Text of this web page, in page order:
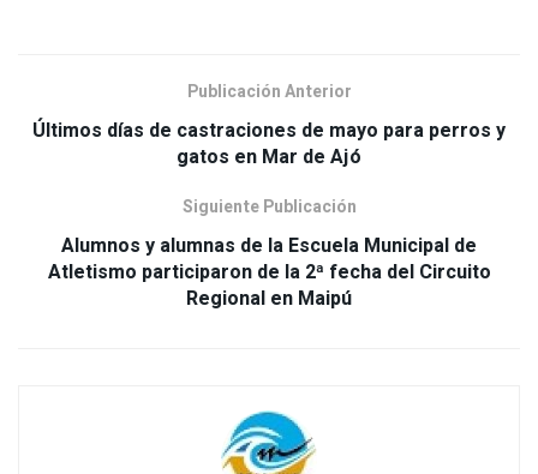
Publicación Anterior
Últimos días de castraciones de mayo para perros y
gatos en Mar de Ajó
Siguiente Publicación
Alumnos y alumnas de la Escuela Municipal de
Atletismo participaron de la 2ª fecha del Circuito
Regional en Maipú